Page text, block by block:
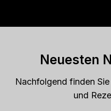
Neuesten
Nachfolgend finden
und